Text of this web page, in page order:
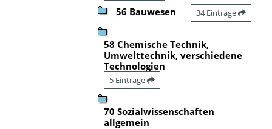
56 Bauwesen 34 Einträge
58 Chemische Technik,
Umwelttechnik, verschiedene
Technologien
5 Einträge
70 Sozialwissenschaften
allgemein